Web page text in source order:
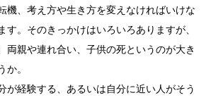
機、考え方や生き方を変えなければいけな
す。そのきっかけはいろいろありますが、
両親や連れ合い、子供の死というのが大き
。
が経験する、あるいは自分に近い人がそう